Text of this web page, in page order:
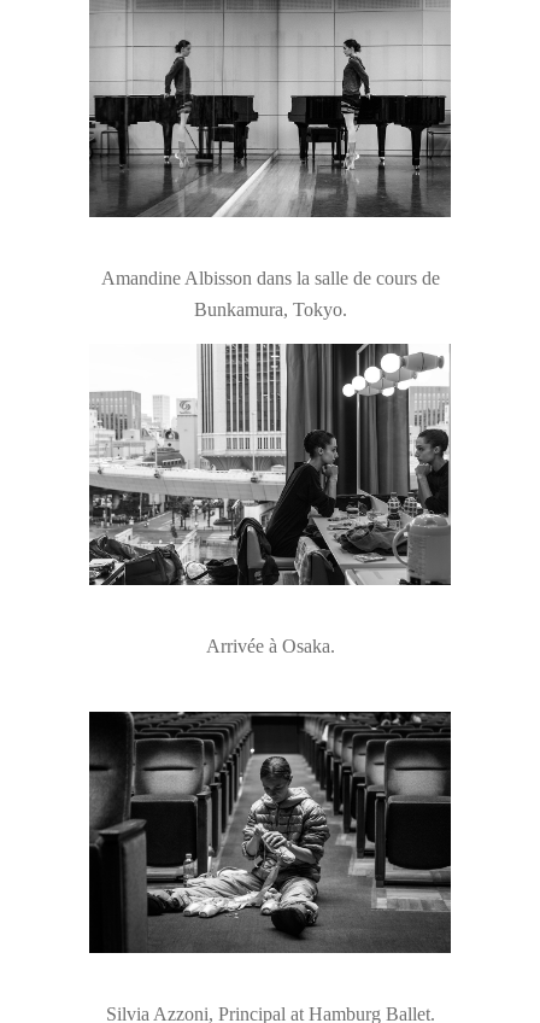
Amandine Albisson dans la salle de cours de
Bunkamura, Tokyo.
Arrivée à Osaka.
Silvia Azzoni, Principal at Hamburg Ballet.